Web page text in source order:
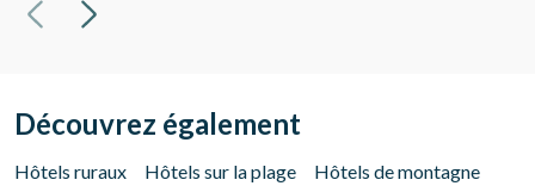
Découvrez également
Hôtels ruraux Hôtels sur la plage
Hôtels de montagne